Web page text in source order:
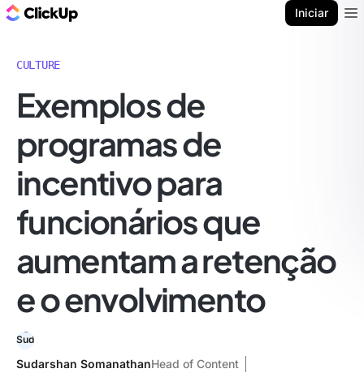
Iniciar
CULTURE
Exemplos de
programas de
incentivo para
funcionários que
aumentam a retenção
e o envolvimento
Sudarshan SomanathanHead of Content